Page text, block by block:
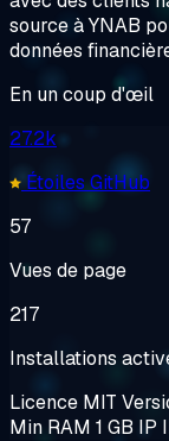
source à YNAB
données
En un coup d'œil
27.2k
Étoiles GitHub
57
Vues de page
217
Installations
Licence MIT
Min RAM 1 GB IP